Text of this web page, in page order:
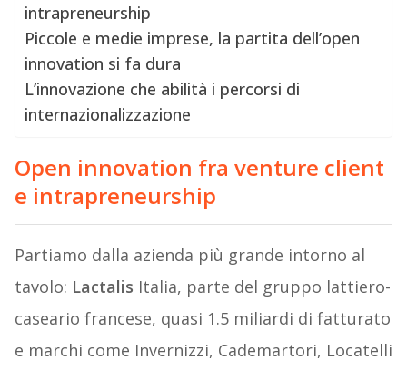
intrapreneurship
Piccole e medie imprese, la partita dell’open
innovation si fa dura
L’innovazione che abilità i percorsi di
internazionalizzazione
Open innovation fra venture client
e intrapreneurship
Partiamo dalla azienda più grande intorno al
tavolo: Lactalis Italia, parte del gruppo lattiero-
caseario francese, quasi 1.5 miliardi di fatturato
e marchi come Invernizzi, Cademartori, Locatelli